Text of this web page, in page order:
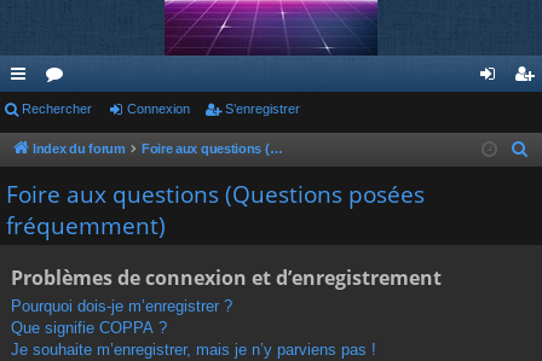
cc
ès
ra
pi
or
u
s
ne nr
Rechercher Connexion S’enregistrer
Index du forum Foire aux questions (Questions posées fréquemment)
Foire aux questions (Questions posées
fréquemment)
Problèmes de connexion et d’enregistrement
Pourquoi dois-je m’enregistrer ?
Que signifie COPPA ?
Je souhaite m’enregistrer, mais je n’y parviens pas !